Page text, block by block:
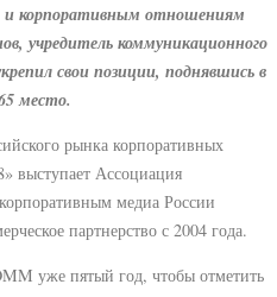
корпоративным отношениям
учредитель коммуникационного
свои позиции, поднявшись в
место.
рынка корпоративных
выступает Ассоциация
медиа России
партнерство с 2004 года.
уже пятый год, чтобы отметить